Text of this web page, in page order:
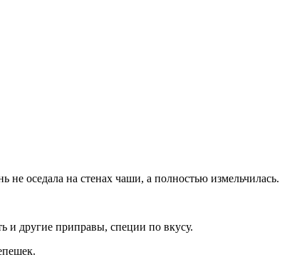
оседала на стенах чаши, а полностью измельчилась.
и другие приправы, специи по вкусу.